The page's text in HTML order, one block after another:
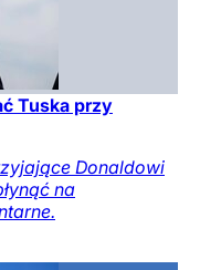
Tuska przy
Donaldowi
na